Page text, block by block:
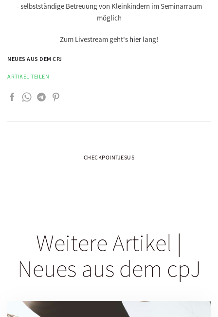
- selbstständige Betreuung von Kleinkindern im Seminarraum
möglich
Zum Livestream geht's hierlang!
NEUES AUS DEM CPJ
ARTIKEL TEILEN
CHECKPOINTJESUS
Weitere Artikel |
Neues aus dem cpJ